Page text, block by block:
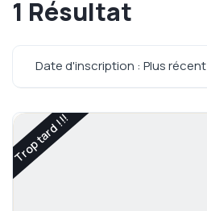
1 Résultat
Date d'inscription : Plus récent
Trop tard !!!